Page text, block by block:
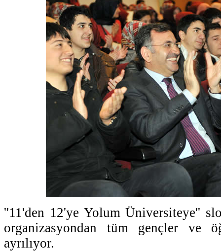
''11'den 12'ye Yolum Üniversiteye''
organizasyondan tüm gençler ve
ayrılıyor.